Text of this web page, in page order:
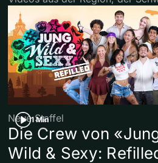
1 Min
Neue Staffel
Die Crew von
Wild & Sexy: